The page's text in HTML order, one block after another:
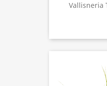
Vallisneria